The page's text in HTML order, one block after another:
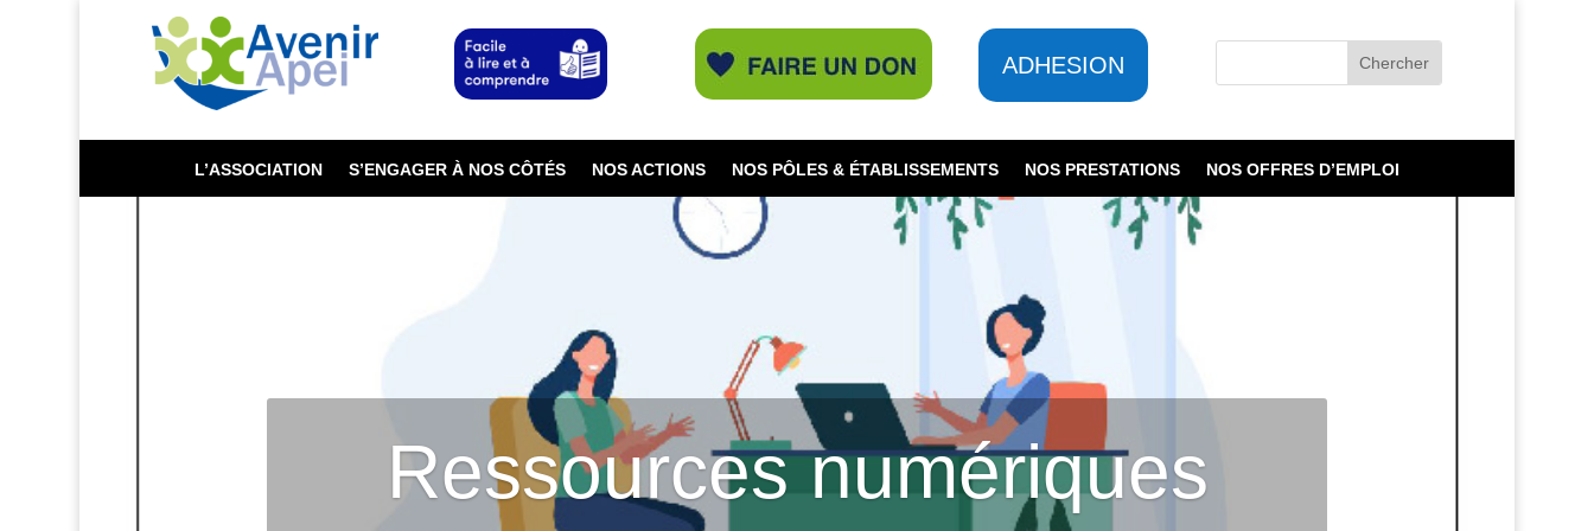
ADHESION
L’ASSOCIATION S’ENGAGER À NOS CÔTÉS NOS ACTIONS NOS PÔLES & ÉTABLISSEMENTS NOS PRESTATIONS NOS OFFRES D’EMPLOI
Ressources numériques